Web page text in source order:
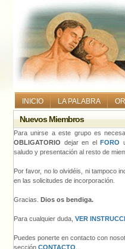
INICIO LA PALABRA
Nuevos Miembros
Para unirse a este grupo es
OBLIGATORIO dejar en el FORO
saludo y presentación al resto de
Por favor, no lo olvidéis, ni tampoco
en las solicitudes de incorporación.
Gracias. Dios os bendiga.
Para cualquier duda, VER
Puedes ponerte en contacto con
sección CONTACTO